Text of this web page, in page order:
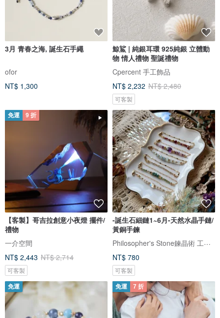
3月 青春之海, 誕生石手繩
ofor
NT$ 1,300
鯨鯊 | 純銀耳環 925純銀 立體動
物 情人禮物 聖誕禮物
Cpercent 手工飾品
NT$ 2,232 NT$ 2,480
可客製
免運 9 折
【客製】哥吉拉創意小夜燈 擺件/
禮物
一介空間
NT$ 2,443 NT$ 2,714
可客製
-誕生石細鏈1~6月-天然水晶手鏈/
黃銅手鍊
Philosopher's Stone鍊晶術 工作室
NT$ 780
可客製
免運 免運 7 折